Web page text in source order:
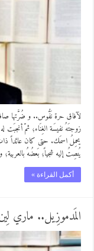
لآفاق حرة نَفُّوس.. و ضُرَّتها
زوجتَهُ نفيسَة الغِنَاء؛ ثمّ أنجبَت
يحمِلُ اسمَك. حتى كان عائداً
يُنصِتُ إليه شجياً؛ بَعضُهُ
أكمل القراءة »
المَدموزِيل.. ماري